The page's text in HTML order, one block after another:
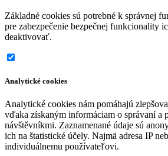
Základné cookies sú potrebné k správnej
pre zabezpečenie bezpečnej funkcionality
deaktivovať.
Analytické cookies
Analytické cookies nám pomáhajú
vďaka získaným informáciam o správaní a
návštěvníkmi. Zaznamenané údaje sú
ich na štatistické účely. Najmä adresa IP
individuálnemu používateľovi.